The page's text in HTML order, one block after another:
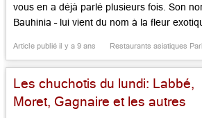
vous en a déjà parlé plusieurs fois. Son
Bauhinia – lui vient du nom à la fleur
vert céladon, fleuri, signé Pierre-Yves
articulé sur deux étages […]...
Article publié il y a 9 ans Restaurants asiatiques
Les chuchotis du lundi: Labbé,
Moret, Gagnaire et les autres